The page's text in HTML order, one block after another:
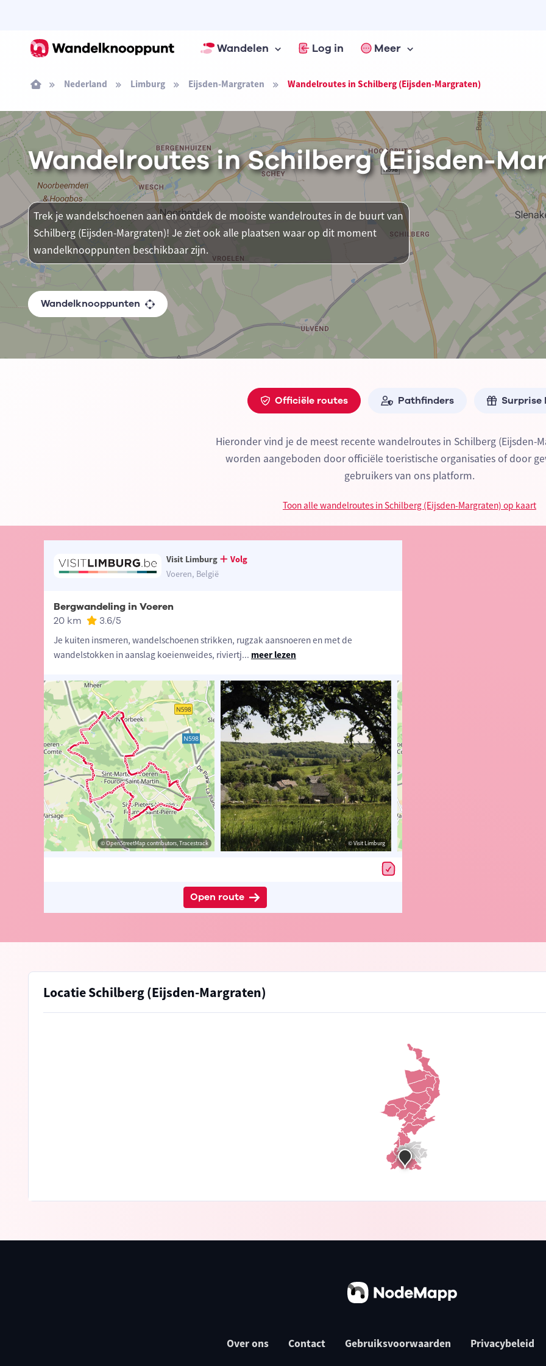
Wandelen Log in Meer
Nederland Limburg Eijsden-Margraten Wandelroutes in Schilberg (Eijsden-Margraten)
Wandelroutes in Schilberg (Eijsden-
Trek je wandelschoenen aan en ontdek de mooiste wandelroutes in de buurt van
Schilberg (Eijsden-Margraten)! Je ziet ook alle plaatsen waar op dit moment
wandelknooppunten beschikbaar zijn.
Wandelknooppunten
Officiële routes Pathfinders Surprise
Hieronder vind je de meest recente wandelroutes in Schilberg (Eijsden-
worden aangeboden door officiële toeristische organisaties of door
gebruikers van ons platform.
Toon alle wandelroutes in Schilberg (Eijsden-Margraten) op kaart
Visit Limburg
Volg
Voeren, België
Bergwandeling in Voeren
20 km 3.6/5
Je kuiten insmeren, wandelschoenen strikken, rugzak aansnoeren en met de
wandelstokken in aanslag koeienweides, riviertj... meer lezen
© OpenStreetMap contributors, Tracestrack © Visit Limburg
Open route
Locatie Schilberg (Eijsden-Margraten)
Over ons Contact Gebruiksvoorwaarden Privacybeleid